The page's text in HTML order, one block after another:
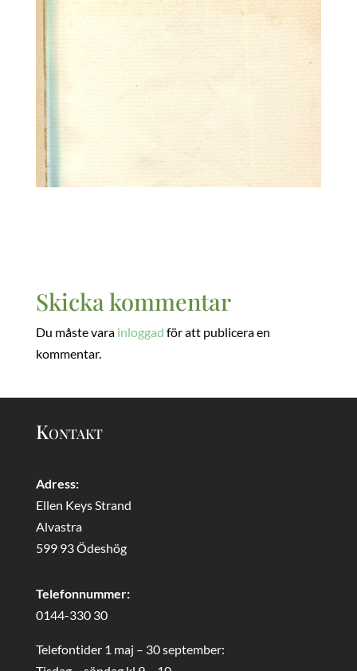
Skicka kommentar
Du måste vara inloggad för att publicera en
kommentar.
Kontakt
Adress:
Ellen Keys Strand
Alvastra
599 93 Ödeshög
Telefonnummer:
0144-330 30
Telefontider 1 maj – 30 september: